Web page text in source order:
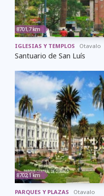
8701,7 km
IGLESIAS Y TEMPLOS Otavalo
Santuario de San Luís
8702,1 km
PARQUES Y PLAZAS Otavalo